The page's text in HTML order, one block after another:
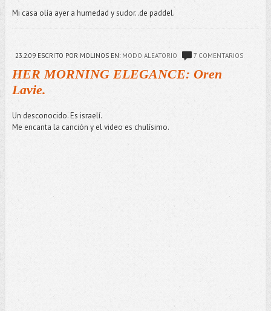
Mi casa olía ayer a humedad y sudor..de paddel.
23.2.09ESCRITO POR MOLINOS EN: MODO ALEATORIO 7 COMENTARIOS
HER MORNING ELEGANCE: Oren
Lavie.
Un desconocido. Es israelí.
Me encanta la canción y el video es chulísimo.